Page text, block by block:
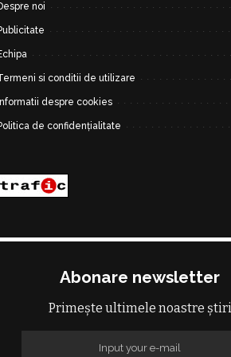
noi
si conditii de utilizare
despre cookies
de confidențialitate
Abonare newsletter
Primește ultimele noastre știri